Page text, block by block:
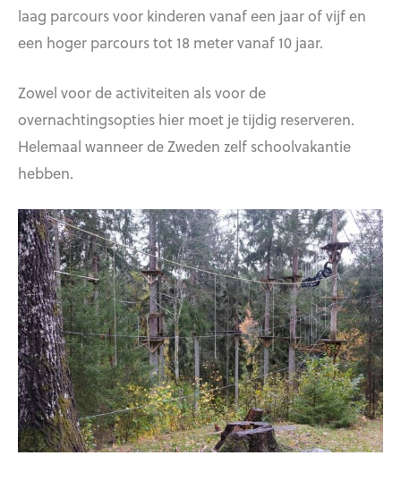
laag parcours voor kinderen vanaf een jaar of vijf en
een hoger parcours tot 18 meter vanaf 10 jaar.
Zowel voor de activiteiten als voor de
overnachtingsopties hier moet je tijdig reserveren.
Helemaal wanneer de Zweden zelf schoolvakantie
hebben.